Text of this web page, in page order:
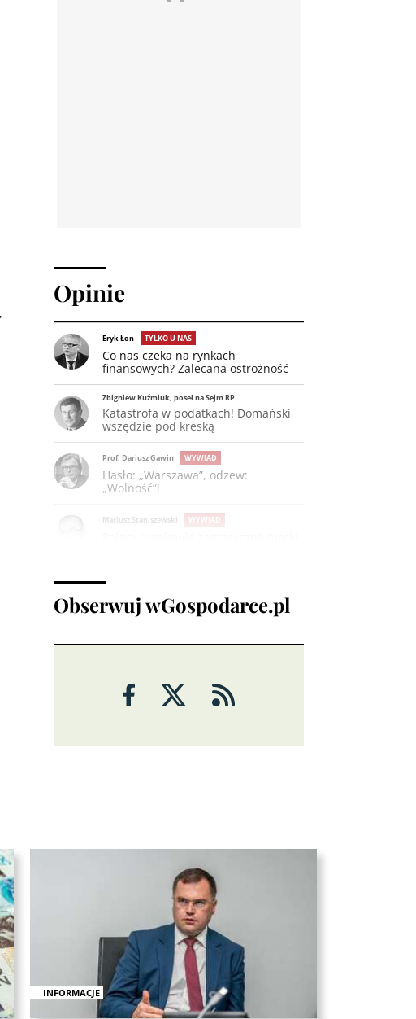
Opinie
Eryk Łon TYLKO U NAS
Co nas czeka na rynkach
finansowych? Zalecana ostrożność
Zbigniew Kuźmiuk, poseł na Sejm RP
Katastrofa w podatkach! Domański
wszędzie pod kreską
Prof. Dariusz Gawin WYWIAD
Hasło: „Warszawa”, odzew:
„Wolność”!
Mariusz Staniszewski WYWIAD
Niemcy bankrutują i uciekają
Czy rynek pracy w USA ma
6 sierpnia 2026
ANALIZY
Ulga na rynkach: porozumienie
wokół Cieśniny Ormuz?
Michał Stajniak 6 sierpnia 2026
Obserwuj wGospodarce.pl
INFORMACJE